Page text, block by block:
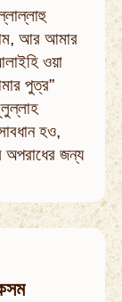
আর আমার
ওয়া
পুত্র”
হও,
জন্য